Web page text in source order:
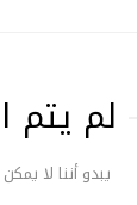
لم
يبدو أننا لا